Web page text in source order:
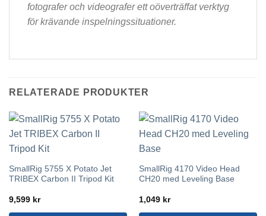
fotografer och videografer ett oöverträffat verktyg
för krävande inspelningssituationer.
RELATERADE PRODUKTER
SmallRig 5755 X Potato Jet
TRIBEX Carbon II Tripod Kit
9,599 kr
SmallRig 4170 Video Head
CH20 med Leveling Base
1,049 kr